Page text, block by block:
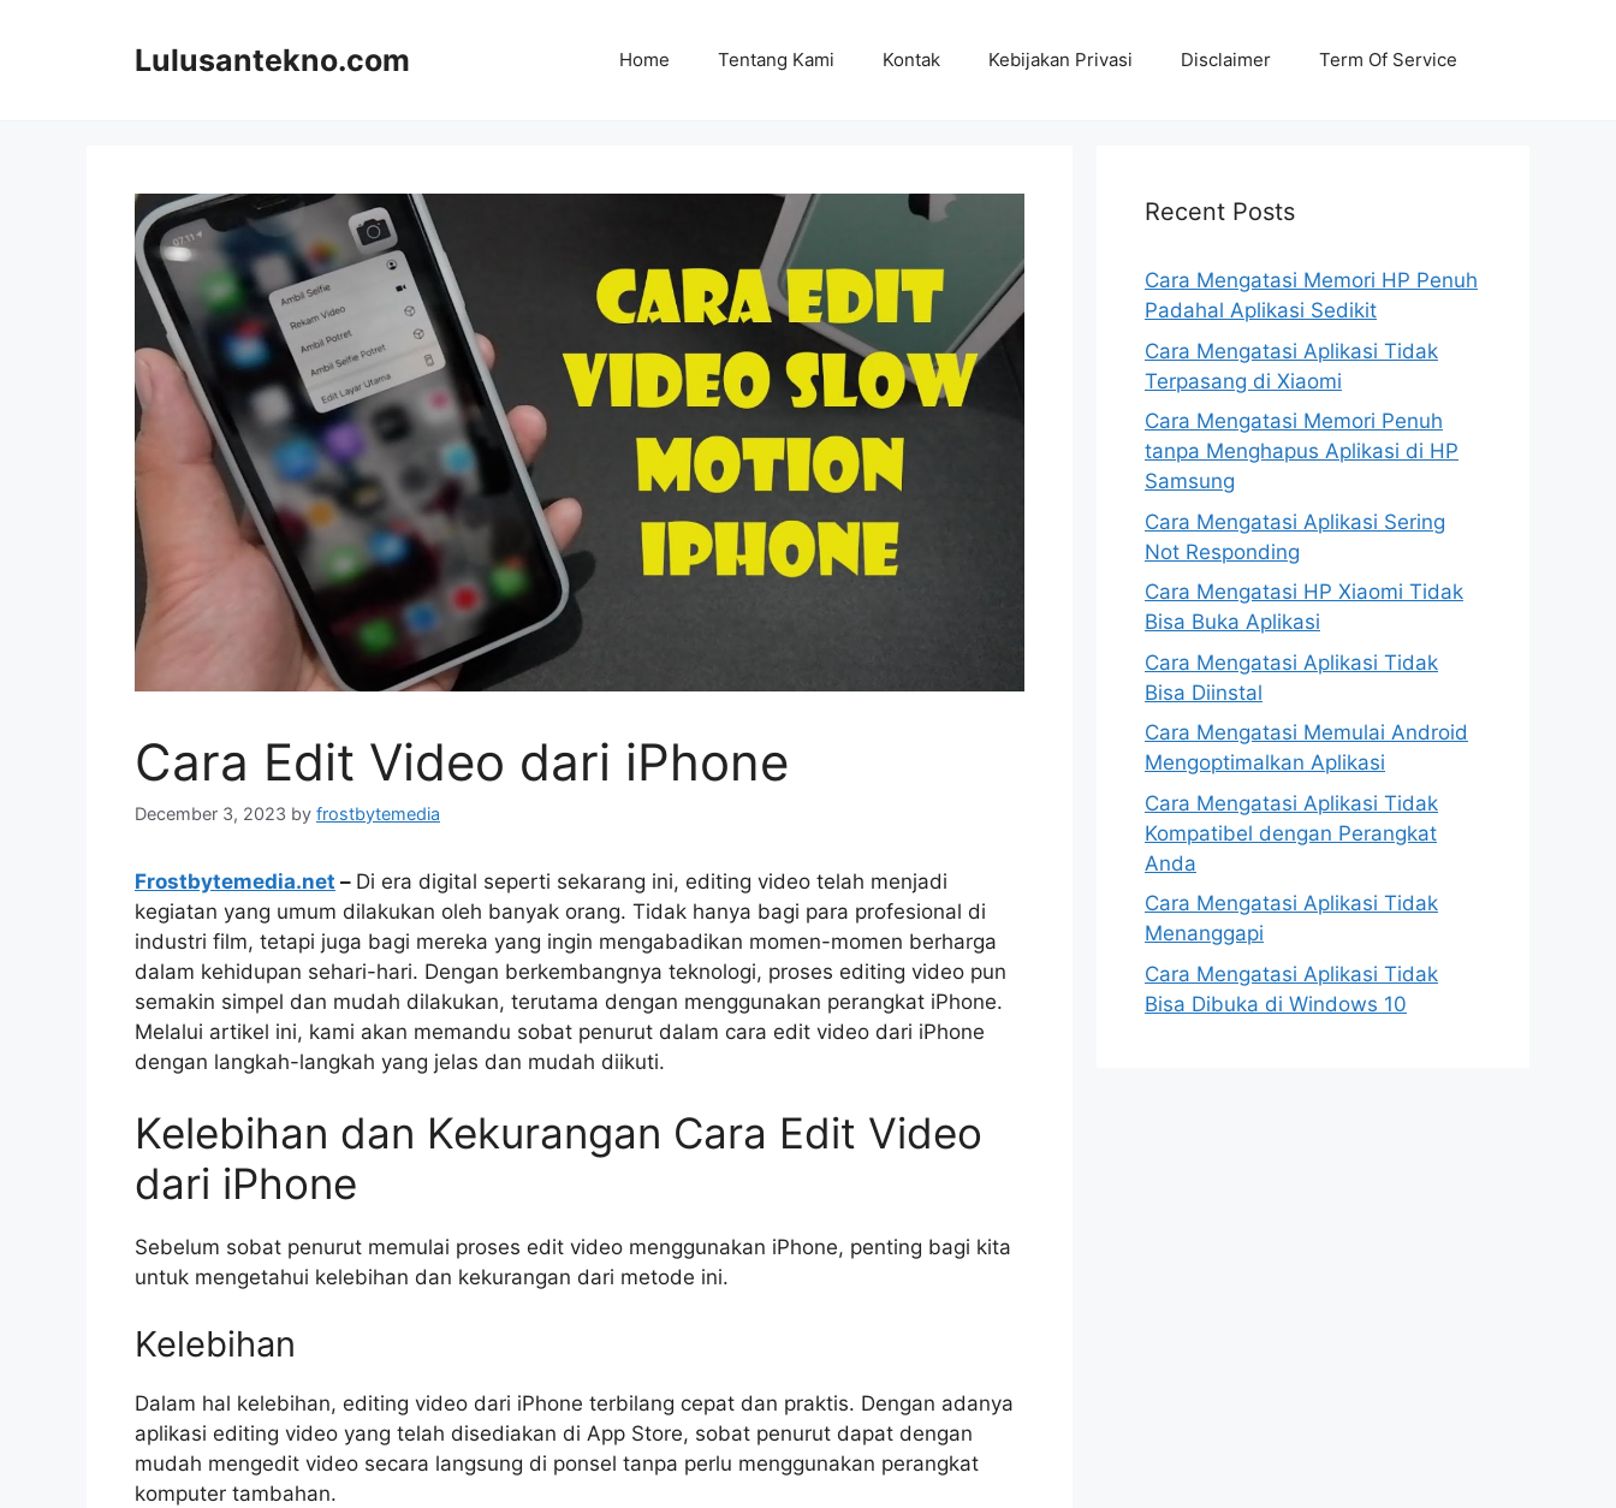
Lulusantekno.com Home Tentang Kami Kontak Kebijakan Privasi Disclaimer Term Of Service
Cara Edit Video dari iPhone
December 3, 2023 by frostbytemedia
Frostbytemedia.net – Di era digital seperti sekarang ini, editing video telah menjadi
kegiatan yang umum dilakukan oleh banyak orang. Tidak hanya bagi para profesional di
industri film, tetapi juga bagi mereka yang ingin mengabadikan momen-momen berharga
dalam kehidupan sehari-hari. Dengan berkembangnya teknologi, proses editing video pun
semakin simpel dan mudah dilakukan, terutama dengan menggunakan perangkat iPhone.
Melalui artikel ini, kami akan memandu sobat penurut dalam cara edit video dari iPhone
dengan langkah-langkah yang jelas dan mudah diikuti.
Kelebihan dan Kekurangan Cara Edit Video
dari iPhone
Sebelum sobat penurut memulai proses edit video menggunakan iPhone, penting bagi kita
untuk mengetahui kelebihan dan kekurangan dari metode ini.
Kelebihan
Dalam hal kelebihan, editing video dari iPhone terbilang cepat dan praktis. Dengan adanya
aplikasi editing video yang telah disediakan di App Store, sobat penurut dapat dengan
mudah mengedit video secara langsung di ponsel tanpa perlu menggunakan perangkat
komputer tambahan.
Recent Posts
Cara Mengatasi Memori HP Penuh
Padahal Aplikasi Sedikit
Cara Mengatasi Aplikasi Tidak
Terpasang di Xiaomi
Cara Mengatasi Memori Penuh
tanpa Menghapus Aplikasi di HP
Samsung
Cara Mengatasi Aplikasi Sering
Not Responding
Cara Mengatasi HP Xiaomi Tidak
Bisa Buka Aplikasi
Cara Mengatasi Aplikasi Tidak
Bisa Diinstal
Cara Mengatasi Memulai Android
Mengoptimalkan Aplikasi
Cara Mengatasi Aplikasi Tidak
Kompatibel dengan Perangkat
Anda
Cara Mengatasi Aplikasi Tidak
Menanggapi
Cara Mengatasi Aplikasi Tidak
Bisa Dibuka di Windows 10